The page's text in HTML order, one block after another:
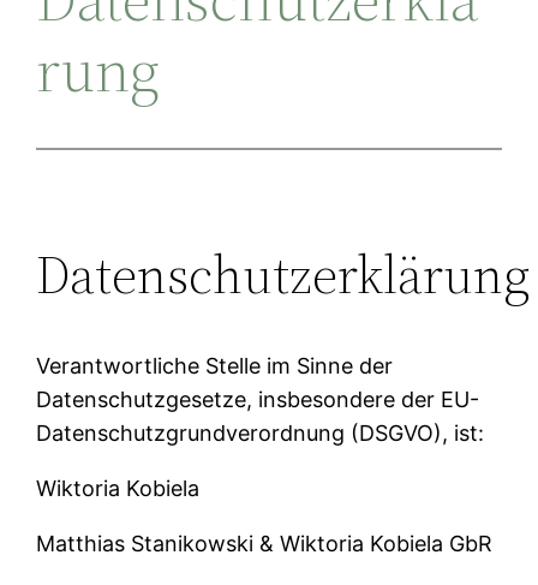
rung
Datenschutzerklärung
Verantwortliche Stelle im Sinne der
Datenschutzgesetze, insbesondere der EU-
Datenschutzgrundverordnung (DSGVO), ist:
Wiktoria Kobiela
Matthias Stanikowski & Wiktoria Kobiela GbR